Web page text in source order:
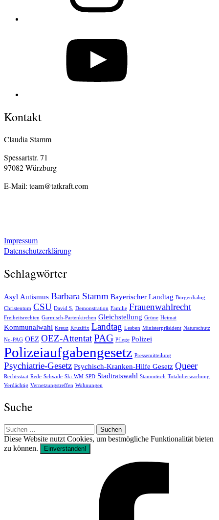
Kontakt
Claudia Stamm
Spessartstr. 71
97082 Würzburg
E-Mail: team@tatkraft.com
Impressum
Datenschutzerklärung
Schlagwörter
Asyl Autismus Barbara Stamm Bayerischer Landtag Bürgerdialog
Christentum CSU David S. Demonstration Familie Frauenwahlrecht
Freiheitsrechten Garmisch-Partenkirchen Gleichstellung Grüne Heimat
Kommunalwahl Kreuz Kruzifix Landtag Lesben Ministerpräsident Naturschutz
No-PAG OEZ OEZ-AttentatPAG Pflege Polizei
Polizeiaufgabengesetz Pressemitteilung
Psychiatrie-Gesetz Psychisch-Kranken-Hilfe Gesetz Queer
Rechtsstaat Rede Schwule Ski-WM SPD Stadtratswahl Stammtisch Totalüberwachung
Verdächtig Vernetzungstreffen Wohnungen
Suche
Suchen
nach:
Diese Website nutzt Cookies, um bestmögliche Funktionalität bieten
zu können.
Einverstanden!